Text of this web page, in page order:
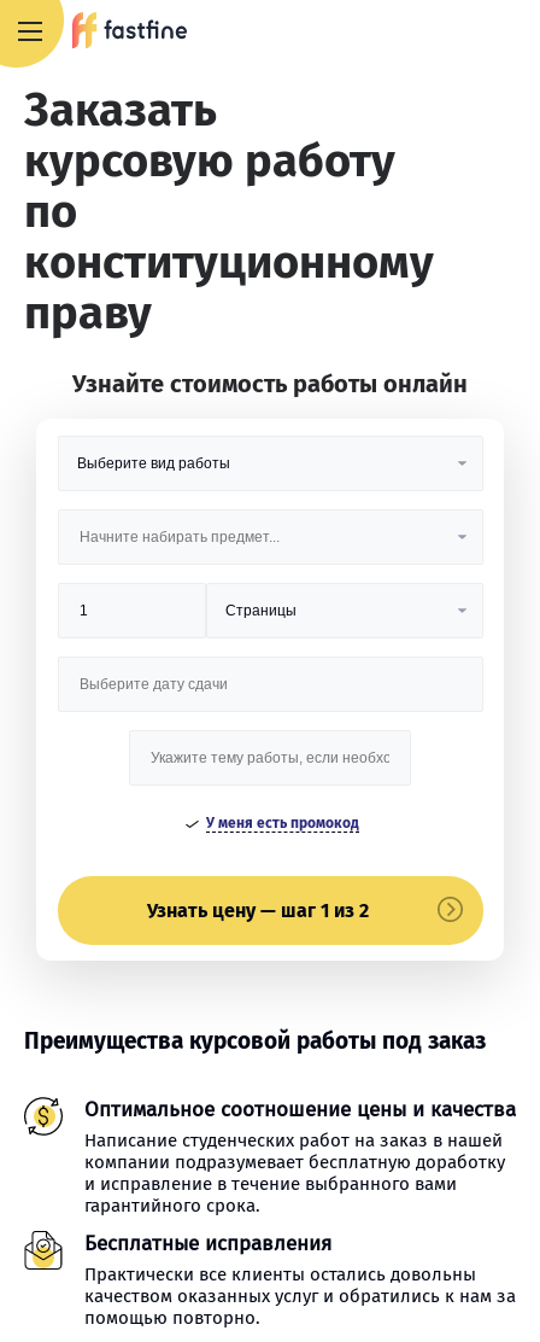
Заказать
курсовую работу
по
конституционному
праву
Узнайте стоимость работы онлайн
У меня есть промокод
Узнать цену — шаг 1 из 2
Преимущества курсовой работы под заказ
Оптимальное соотношение цены и качества
Написание студенческих работ на заказ в нашей
компании подразумевает бесплатную доработку
и исправление в течение выбранного вами
гарантийного срока.
Бесплатные исправления
Практически все клиенты остались довольны
качеством оказанных услуг и обратились к нам за
помощью повторно.